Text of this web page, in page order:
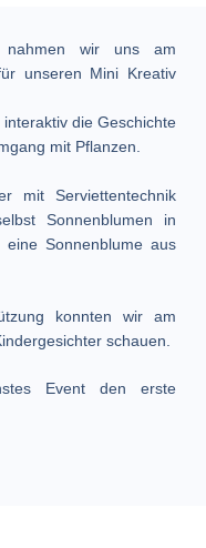
nahmen wir uns am
unseren Mini Kreativ
die Geschichte
mit Pflanzen.
mit Serviettentechnik
Sonnenblumen in
Sonnenblume aus
konnten wir am
schauen.
Event den erste